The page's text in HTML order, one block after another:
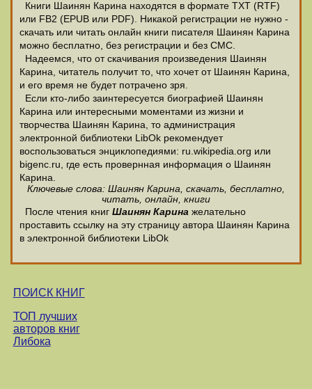
Книги Шаинян Карина находятся в формате ТХТ (RTF)
или FB2 (EPUB или PDF). Никакой регистрации не нужно -
скачать или читать онлайн книги писателя Шаинян Карина
можно бесплатно, без регистрации и без СМС.
Надеемся, что от скачивания произведения Шаинян
Карина, читатель получит то, что хочет от Шаинян Карина,
и его время не будет потрачено зря.
Если кто-либо заинтересуется биографией Шаинян
Карина или интересными моментами из жизни и
творчества Шаинян Карина, то администрация
электронной библиотеки LibOk рекомендует
воспользоваться энциклопедиями: ru.wikipedia.org или
bigenc.ru, где есть провернная информация о Шаинян
Карина.
Ключевые слова: Шаинян Карина, скачать, бесплатно,
читать, онлайн, книги
После чтения книг Шаинян Карина желательно
проставить ссылку на эту страницу автора Шаинян Карина
в электронной библиотеки LibOk
ПОИСК КНИГ
ТОП лучших
авторов книг
Либока